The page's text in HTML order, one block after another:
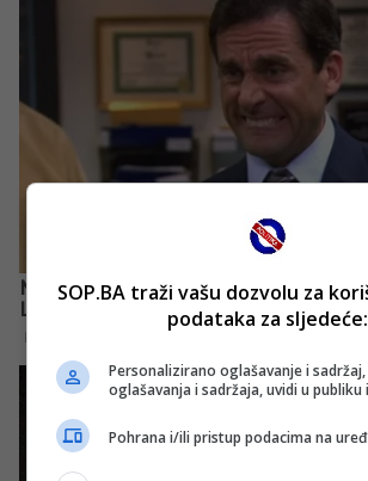
SOP.BA traži vašu dozvolu za
podataka za sljedeće:
Personalizirano oglašavanje i
oglašavanja i sadržaja, uvidi u
Pohrana i/ili pristup podacima na